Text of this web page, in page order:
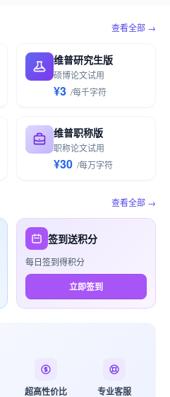
查看全部 →
维普研究生版
硕博论文试用
¥3 /每千字符
维普职称版
职称论文试用
¥30 /每万字符
查看全部 →
签到送积分
每日签到得积分
立即签到
超高性价比 专业客服